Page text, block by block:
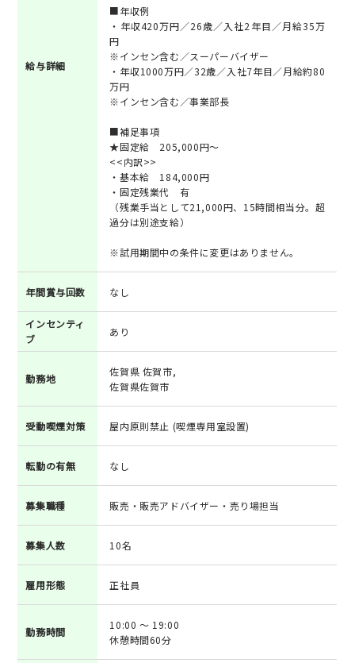
給与詳細
■年収例
・年収420万円／26歳／入社2年目／月給35万
円
※インセン含む／スーパーバイザー
・年収1000万円／32歳／入社7年目／月給約80
万円
※インセン含む／事業部長
■補足事項
★固定給 205,000円〜
<<内訳>>
・基本給 184,000円
・固定残業代 有
（残業手当として21,000円、15時間相当分。超
過分は別途支給）
※試用期間中の条件に変更はありません。
年間賞与回数 なし
インセンティ
ブ
あり
勤務地
佐賀県 佐賀市,
佐賀県佐賀市
受動喫煙対策 屋内原則禁止 (喫煙専用室設置)
転勤の有無 なし
募集職種 販売・販売アドバイザー・売り場担当
募集人数 10名
雇用形態 正社員
勤務時間
10:00 ～ 19:00
休憩時間60分